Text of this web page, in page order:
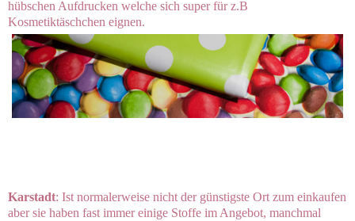
hübschen Aufdrucken welche sich super für z.B
Kosmetiktäschchen eignen.
Karstadt: Ist normalerweise nicht der günstigste Ort zum einkaufen
aber sie haben fast immer einige Stoffe im Angebot, manchmal